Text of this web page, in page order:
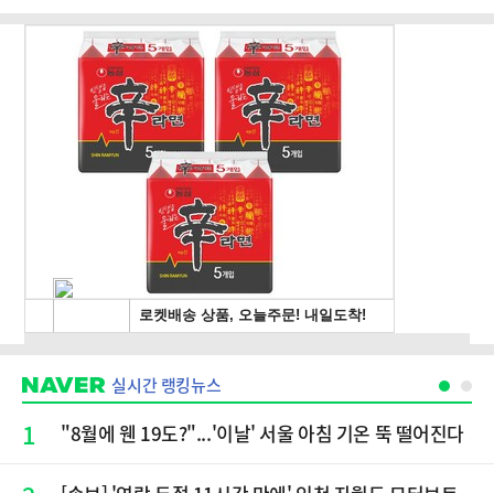
실시간 랭킹뉴스
1 "8월에 웬 19도?"...'이날' 서울 아침 기온 뚝 떨어진다